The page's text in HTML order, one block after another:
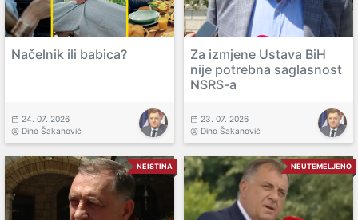
Načelnik ili babica?
24. 07. 2026
Dino Šakanović
Za izmjene Ustava BiH
nije potrebna saglasnost
NSRS-a
23. 07. 2026
Dino Šakanović
NEISTINA NEUTEMELJENO